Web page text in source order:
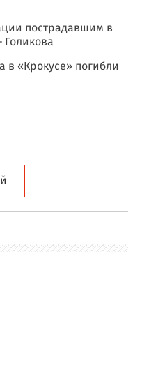
пострадавшим в
в «Крокусе» погибли